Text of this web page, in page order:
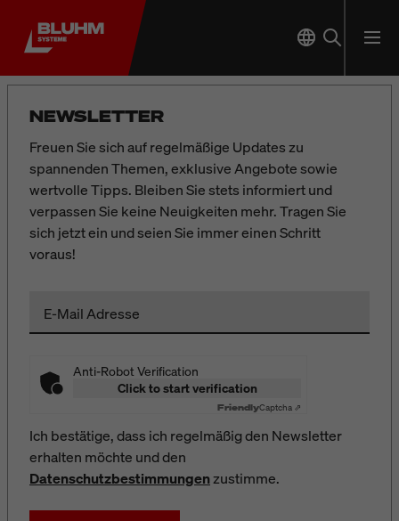
NEWSLETTER
Freuen Sie sich auf regelmäßige Updates zu
spannenden Themen, exklusive Angebote sowie
wertvolle Tipps. Bleiben Sie stets informiert und
verpassen Sie keine Neuigkeiten mehr. Tragen Sie
sich jetzt ein und seien Sie immer einen Schritt
voraus!
E-Mail Adresse
Anti-Robot Verification
Click to start verification
FriendlyCaptcha ⇗
Ich bestätige, dass ich regelmäßig den Newsletter
erhalten möchte und den
Datenschutzbestimmungenzustimme.